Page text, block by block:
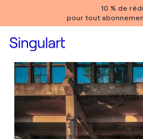
10 % de
pour tout